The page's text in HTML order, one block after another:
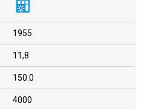
1955
11,8
150.0
4000